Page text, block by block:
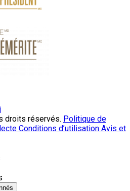
droits réservés. Politique de
Conditions d’utilisation Avis et